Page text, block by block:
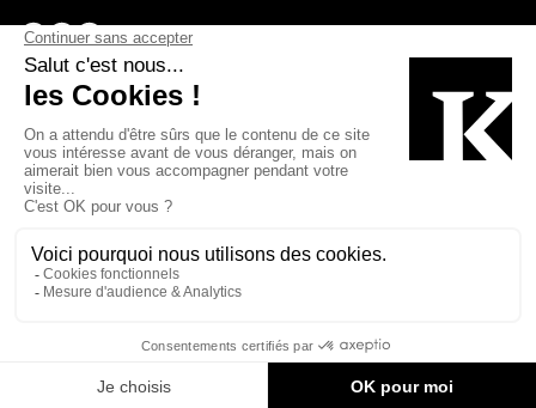
Page Facebook de Kollectif
Page Instagram de Kollectif
Page Linkedin de Kollectif
Bâtiment-Durable-Québec-1
Esquisses-1IRAC-1
MP-1 v2com-1
Cookies